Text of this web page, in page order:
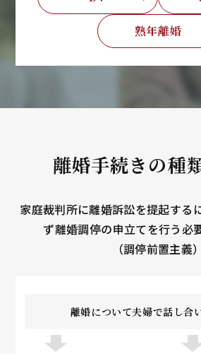
熟年離婚
離婚手続きの種
家庭裁判所に離婚訴訟を提起する
ず離婚調停の申立てを行う必
（調停前置主義）
離婚について夫婦で話し合